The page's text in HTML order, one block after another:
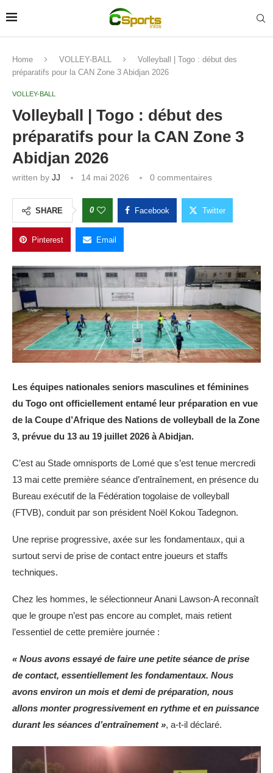
Home VOLLEY-BALL
Volleyball | Togo : début des
préparatifs pour la CAN Zone 3 Abidjan 2026
VOLLEY-BALL
Volleyball | Togo : début des
préparatifs pour la CAN Zone 3
Abidjan 2026
written by JJ 14 mai 2026 0 commentaires
SHARE 0 Facebook Twitter
Pinterest Email
Les équipes nationales seniors masculines et féminines
du Togo ont officiellement entamé leur préparation en vue
de la Coupe d’Afrique des Nations de volleyball de la Zone
3, prévue du 13 au 19 juillet 2026 à Abidjan.
C’est au Stade omnisports de Lomé que s’est tenue mercredi
13 mai cette première séance d’entraînement, en présence du
Bureau exécutif de la Fédération togolaise de volleyball
(FTVB), conduit par son président Noël Kokou Tadegnon.
Une reprise progressive, axée sur les fondamentaux, qui a
surtout servi de prise de contact entre joueurs et staffs
techniques.
Chez les hommes, le sélectionneur Anani Lawson-A reconnaît
que le groupe n’est pas encore au complet, mais retient
l’essentiel de cette première journée :
« Nous avons essayé de faire une petite séance de prise
de contact, essentiellement les fondamentaux. Nous
avons environ un mois et demi de préparation, nous
allons monter progressivement en rythme et en puissance
durant les séances d’entraînement », a-t-il déclaré.